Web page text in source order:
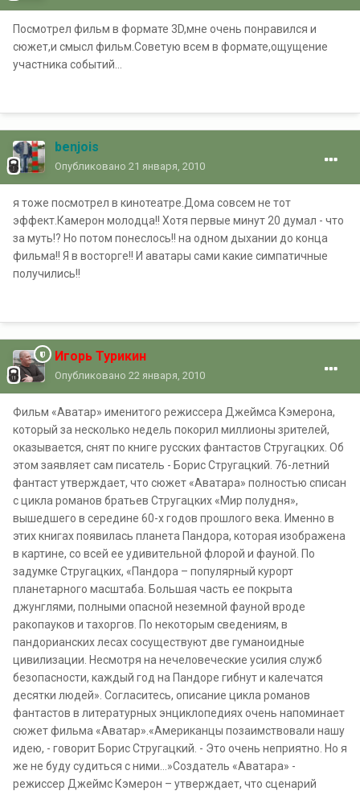
Посмотрел фильм в формате 3D,мне очень понравился и
сюжет,и смысл фильм.Советую всем в формате,ощущение
участника событий...
benjois
Опубликовано 21 января, 2010
я тоже посмотрел в кинотеатре.Дома совсем не тот
эффект.Камерон молодца!! Хотя первые минут 20 думал - что
за муть!? Но потом понеслось!! на одном дыхании до конца
фильма!! Я в восторге!! И аватары сами какие симпатичные
получились!!
Игорь Турикин
Опубликовано 22 января, 2010
Фильм «Аватар» именитого режиссера Джеймса Кэмерона,
который за несколько недель покорил миллионы зрителей,
оказывается, снят по книге русских фантастов Стругацких. Об
этом заявляет сам писатель - Борис Стругацкий. 76-летний
фантаст утверждает, что сюжет «Аватара» полностью списан
с цикла романов братьев Стругацких «Мир полудня»,
вышедшего в середине 60-х годов прошлого века. Именно в
этих книгах появилась планета Пандора, которая изображена
в картине, со всей ее удивительной флорой и фауной. По
задумке Стругацких, «Пандора – популярный курорт
планетарного масштаба. Большая часть ее покрыта
джунглями, полными опасной неземной фауной вроде
ракопауков и тахоргов. По некоторым сведениям, в
пандорианских лесах сосуществуют две гуманоидные
цивилизации. Несмотря на нечеловеческие усилия служб
безопасности, каждый год на Пандоре гибнут и калечатся
десятки людей». Согласитесь, описание цикла романов
фантастов в литературных энциклопедиях очень напоминает
сюжет фильма «Аватар».«Американцы позаимствовали нашу
идею, - говорит Борис Стругацкий. - Это очень неприятно. Но я
же не буду судиться с ними…»Создатель «Аватара» -
режиссер Джеймс Кэмерон – утверждает, что сценарий